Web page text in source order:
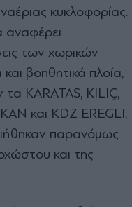
κυκλοφορίας.
αναφέρει
των χωρικών
βοηθητικά πλοία,
KARATAS, KILIÇ,
και KDZ EREGLI,
παρανόμως
και της